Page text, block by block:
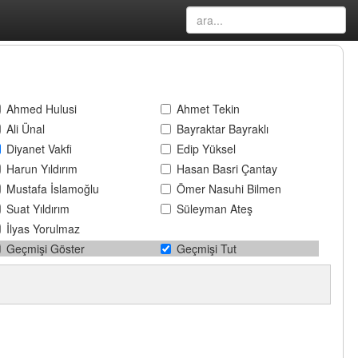
Ahmed Hulusi
Ahmet Tekin
Ali Ünal
Bayraktar Bayraklı
Diyanet Vakfi
Edip Yüksel
Harun Yıldırım
Hasan Basri Çantay
Mustafa İslamoğlu
Ömer Nasuhi Bilmen
Suat Yıldırım
Süleyman Ateş
İlyas Yorulmaz
Geçmişi Göster Geçmişi Tut